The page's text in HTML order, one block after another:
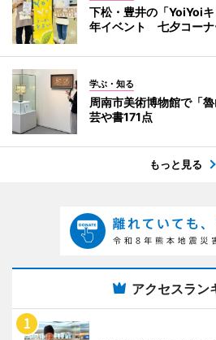
下松・豊井の「YoiYoi
年イベント 七夕コーナ
学ぶ・知る
周南市美術博物館で「
芸や書171点
もっと見る
アクセスラン